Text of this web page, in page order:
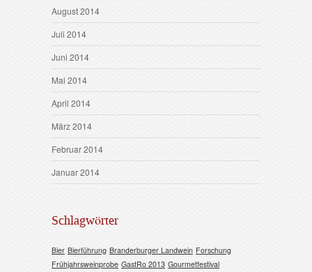
August 2014
Juli 2014
Juni 2014
Mai 2014
April 2014
März 2014
Februar 2014
Januar 2014
Schlagwörter
Bier Bierführung Branderburger Landwein Forschung
Frühjahrsweinprobe GastRo 2013 Gourmetfestival